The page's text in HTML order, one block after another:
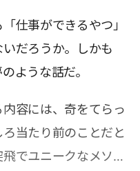
仕事ができるやつ」
だろうか。しかも
ような話だ。
容には、奇をてらっ
当たり前のことだと
でユニークなメソッ